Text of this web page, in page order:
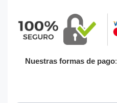
Nuestras formas de pago